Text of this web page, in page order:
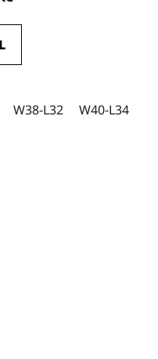
W38-L32 W40-L34